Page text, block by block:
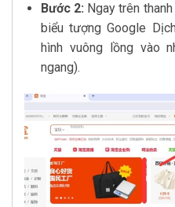
Bước 2: Ngay trên
biểu tượng Google
hình vuông lồng vào
ngang).